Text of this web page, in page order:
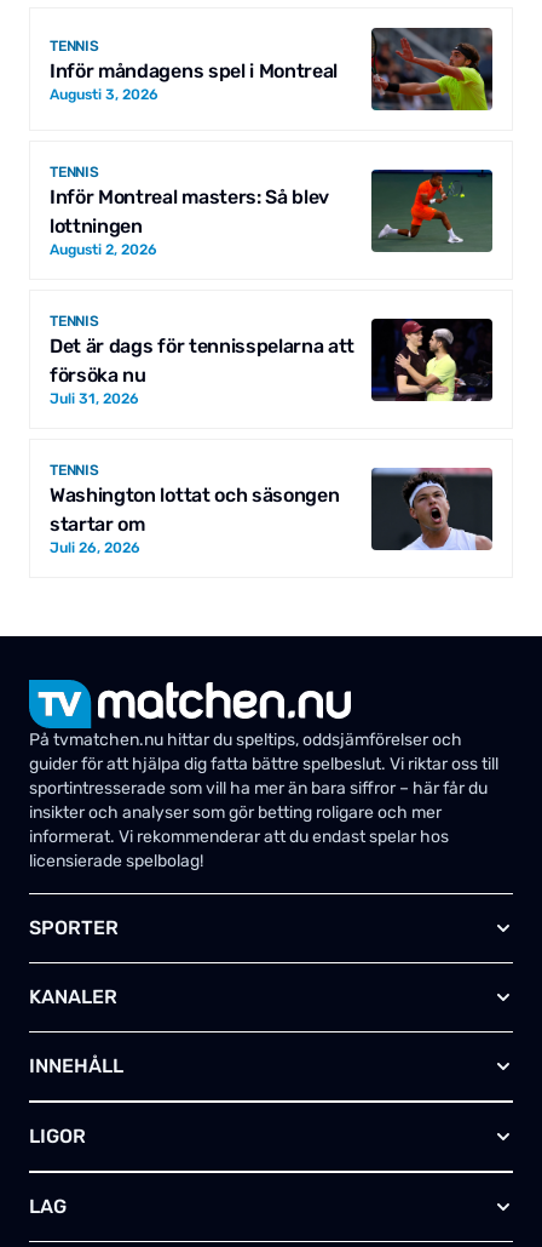
TENNIS
Inför måndagens spel i Montreal
Augusti 3, 2026
TENNIS
Inför Montreal masters: Så blev
lottningen
Augusti 2, 2026
TENNIS
Det är dags för tennisspelarna att
försöka nu
Juli 31, 2026
TENNIS
Washington lottat och säsongen
startar om
Juli 26, 2026
På tvmatchen.nu hittar du speltips, oddsjämförelser och
guider för att hjälpa dig fatta bättre spelbeslut. Vi riktar oss till
sportintresserade som vill ha mer än bara siffror – här får du
insikter och analyser som gör betting roligare och mer
informerat. Vi rekommenderar att du endast spelar hos
licensierade spelbolag!
SPORTER
Ishockey
Amerikansk fotboll
Basket
Bandy
Friidrott
KANALER
TV4 Play Sport Total
Kanal 5
HBO Max (SE)
INNEHÅLL
Kontakta oss
Annonsera
Skapa egen TV-tablå
LIGOR
Championship
LAG